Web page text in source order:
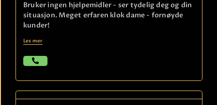
Bruker ingen hjelpemidler - ser tydelig deg og din
situasjon. Meget erfaren klok dame - fornøyde
kunder!
Les mer